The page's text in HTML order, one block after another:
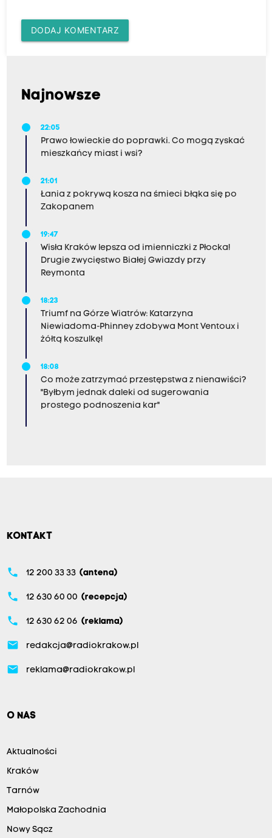
DODAJ KOMENTARZ
Najnowsze
22:05
Prawo łowieckie do poprawki. Co mogą zyskać
mieszkańcy miast i wsi?
21:01
Łania z pokrywą kosza na śmieci błąka się po
Zakopanem
19:47
Wisła Kraków lepsza od imienniczki z Płocka!
Drugie zwycięstwo Białej Gwiazdy przy
Reymonta
18:23
Triumf na Górze Wiatrów: Katarzyna
Niewiadoma-Phinney zdobywa Mont Ventoux i
żółtą koszulkę!
18:08
Co może zatrzymać przestępstwa z nienawiści?
"Byłbym jednak daleki od sugerowania
prostego podnoszenia kar"
KONTAKT
phone 12 200 33 33 (antena)
phone 12 630 60 00 (recepcja)
phone 12 630 62 06 (reklama)
email redakcja@radiokrakow.pl
email reklama@radiokrakow.pl
O NAS
Aktualności
Kraków
Tarnów
Małopolska Zachodnia
Nowy Sącz